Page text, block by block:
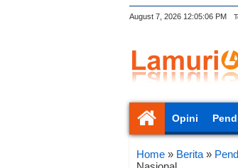
August 7, 2026 12:05:07 PM
Opini
Home » Berita »